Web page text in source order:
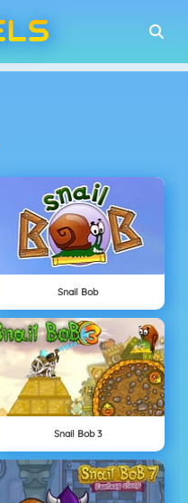
Snail Bob
Snail Bob 3